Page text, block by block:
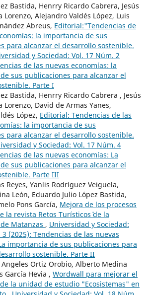
Bastida, Henrry Ricardo Cabrera, Jesús
Lorenzo, Alejandro Valdés López, Luis
Abreus, Editorial:"Tendencias de
la importancia de sus
para alcanzar el desarrollo sostenible.
y Sociedad: Vol. 17 Núm. 2
de las nuevas economías: la
sus publicaciones para alcanzar el
Parte I
Bastida, Henrry Ricardo Cabrera , Jesús
Lorenzo, David de Armas Yanes,
López, Editorial: Tendencias de las
la importancia de sus
para alcanzar el desarrollo sostenible.
y Sociedad: Vol. 17 Núm. 4
de las nuevas economías: La
sus publicaciones para alcanzar el
Parte III
Reyes, Yanlis Rodríguez Veiguela,
León, Eduardo Julio López Bastida,
Pons García, Mejora de los procesos
revista ¨Retos Turísticos¨ de la
Matanzas , Universidad y Sociedad:
3 (2025): Tendencias de las nuevas
importancia de sus publicaciones para
sostenible. Parte II
Ortiz Orobio, Alberto Medina
García Hevia , Wordwall para mejorar el
la unidad de estudio "Ecosistemas" en